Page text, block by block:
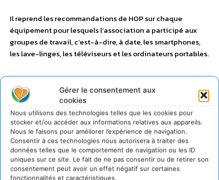
Gérer le consentement aux
cookies
Nous utilisons des technologies telles que les cookies pour
stocker et/ou accéder aux informations relatives aux appareils.
Nous le faisons pour améliorer l’expérience de navigation.
Consentir à ces technologies nous autorisera à traiter des
données telles que le comportement de navigation ou les ID
uniques sur ce site. Le fait de ne pas consentir ou de retirer son
consentement peut avoir un effet négatif sur certaines
fonctionnalités et caractéristiques.
Il reprend les recommandations de HOP sur chaque
équipement pour lesquels l’association a participé aux
groupes de travail, c’est-à-dire, à date, les smartphones,
les lave-linges, les téléviseurs et les ordinateurs portables.
Le présent rapport se concentre essentiellement sur le
nouveau volet fiabilité, car la réparabilité a été traitée
dans le rapport d’enquête, publié en 2022 et intituléThe
French repairability index, A first assessment – one year after
its implementation.
Plusieurs étapes restaient à accomplir avant que les